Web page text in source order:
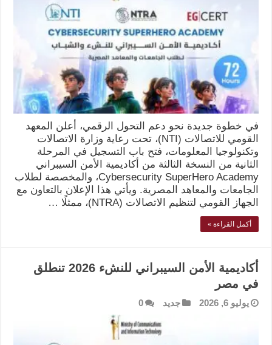
في خطوة جديدة نحو دعم التحول الرقمي، أعلن المعهد
القومي للاتصالات (NTI)، تحت رعاية وزارة الاتصالات
وتكنولوجيا المعلومات، فتح باب التسجيل في المرحلة
الثانية من النسخة الثالثة من أكاديمية الأمن السيبراني
Cybersecurity SuperHero Academy، والمخصصة لطلاب
الجامعات والمعاهد المصرية. ويأتي هذا الإعلان بالتعاون مع
الجهاز القومي لتنظيم الاتصالات (NTRA)، ممثلًا …
أكمل القراءة »
أكاديمية الأمن السيبراني للنشء 2026 تنطلق
في مصر
يوليو 6, 2026 جديد 0